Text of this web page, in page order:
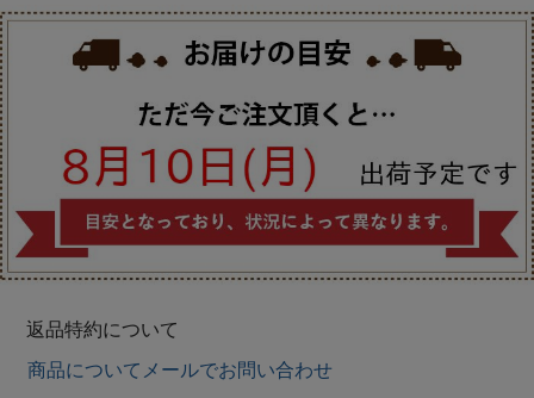
返品特約について
商品についてメールでお問い合わせ